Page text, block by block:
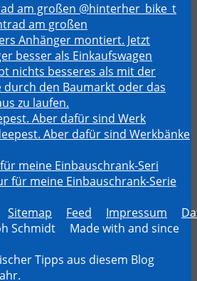
am großen @hinterher_bike_t
Aber dafür sind Werk
meine Einbauschrank-Seri
Sitemap Feed Impressum
Schmidt Made with and since
Tipps aus diesem Blog